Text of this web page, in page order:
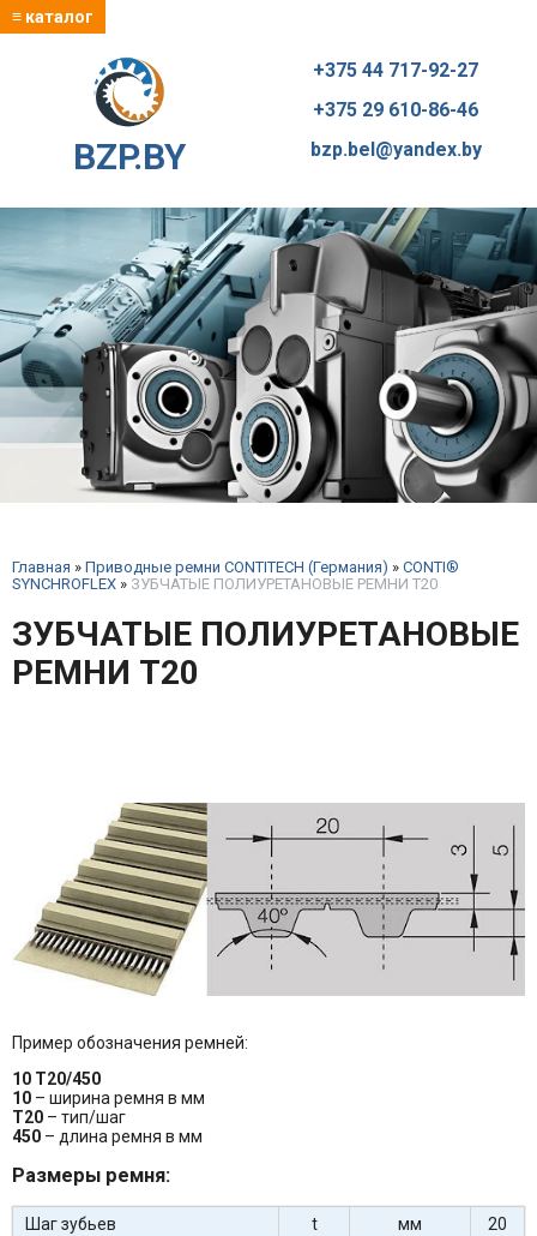
≡ каталог
BZP.BY
+375 44 717-92-27
+375 29 610-86-46
bzp.bel@yandex.by
Главная » Приводные ремни CONTITECH (Германия) » CONTI®
SYNCHROFLEX » ЗУБЧАТЫЕ ПОЛИУРЕТАНОВЫЕ РЕМНИ T20
ЗУБЧАТЫЕ ПОЛИУРЕТАНОВЫЕ
РЕМНИ T20
Пример обозначения ремней:
10 Т20/450
10 – ширина ремня в мм
Т20 – тип/шаг
450 – длина ремня в мм
Размеры ремня:
Шаг зубьев t мм
20